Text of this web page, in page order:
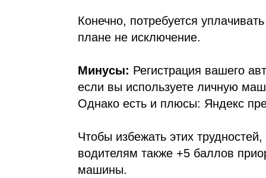
Конечно, потребуется
плане не исключение.
Минусы: Регистрация вашего
если вы используете личную
Однако есть и плюсы: Яндекс
Чтобы избежать этих
водителям также +5 баллов
машины.